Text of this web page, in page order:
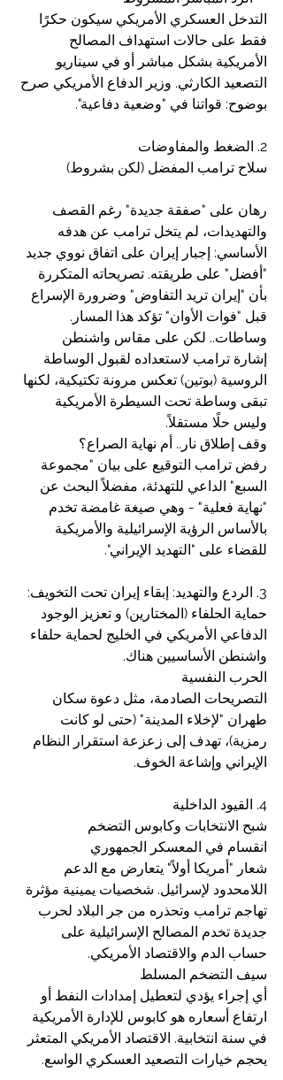
التدخل العسكري الأمريكي سيكون حكرًا
فقط على حالات استهداف المصالح
الأمريكية بشكل مباشر أو في سيناريو
التصعيد الكارثي. وزير الدفاع الأمريكي صرح
بوضوح: قواتنا في "وضعية دفاعية".
2. الضغط والمفاوضات
سلاح ترامب المفضل (لكن بشروط)
رهان على "صفقة جديدة" رغم القصف
والتهديدات، لم يتخل ترامب عن هدفه
الأساسي: إجبار إيران على اتفاق نووي جديد
"أفضل" على طريقته. تصريحاته المتكررة
بأن "إيران تريد التفاوض" وضرورة الإسراع
قبل "فوات الأوان" تؤكد هذا المسار.
وساطات.. لكن على مقاس واشنطن
إشارة ترامب لاستعداده لقبول الوساطة
الروسية (بوتين) تعكس مرونة تكتيكية، لكنها
تبقى وساطة تحت السيطرة الأمريكية
وليس حلًا مستقلاً.
وقف إطلاق نار.. أم نهاية الصراع؟
رفض ترامب التوقيع على بيان "مجموعة
السبع" الداعي للتهدئة، مفضلاً البحث عن
"نهاية فعلية" - وهي صيغة غامضة تخدم
بالأساس الرؤية الإسرائيلية والأمريكية
للقضاء على "التهديد الإيراني".
3. الردع والتهديد: إبقاء إيران تحت التخويف:
حماية الحلفاء (المختارين) و تعزيز الوجود
الدفاعي الأمريكي في الخليج لحماية حلفاء
واشنطن الأساسيين هناك.
الحرب النفسية
التصريحات الصادمة، مثل دعوة سكان
طهران "لإخلاء المدينة" (حتى لو كانت
رمزية)، تهدف إلى زعزعة استقرار النظام
الإيراني وإشاعة الخوف.
4. القيود الداخلية
شبح الانتخابات وكابوس التضخم
انقسام في المعسكر الجمهوري
شعار "أمريكا أولاً" يتعارض مع الدعم
اللامحدود لإسرائيل. شخصيات يمينية مؤثرة
تهاجم ترامب وتحذره من جر البلاد لحرب
جديدة تخدم المصالح الإسرائيلية على
حساب الدم والاقتصاد الأمريكي.
سيف التضخم المسلط
أي إجراء يؤدي لتعطيل إمدادات النفط أو
ارتفاع أسعاره هو كابوس للإدارة الأمريكية
في سنة انتخابية. الاقتصاد الأمريكي المتعثر
يحجم خيارات التصعيد العسكري الواسع.